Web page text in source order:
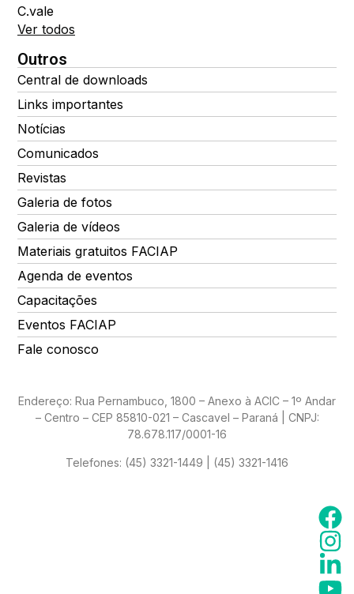
C.vale
Ver todos
Outros
Central de downloads
Links importantes
Notícias
Comunicados
Revistas
Galeria de fotos
Galeria de vídeos
Materiais gratuitos FACIAP
Agenda de eventos
Capacitações
Eventos FACIAP
Fale conosco
Endereço: Rua Pernambuco, 1800 – Anexo à ACIC – 1º Andar
– Centro – CEP 85810-021 – Cascavel – Paraná | CNPJ:
78.678.117/0001-16
Telefones: (45) 3321-1449 | (45) 3321-1416